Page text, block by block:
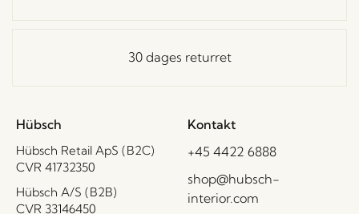
30 dages returret
Hübsch
Hübsch Retail ApS (B2C)
CVR 41732350
Hübsch A/S (B2B)
CVR 33146450
Kontakt
+45 4422 6888
shop@hubsch-
interior.com